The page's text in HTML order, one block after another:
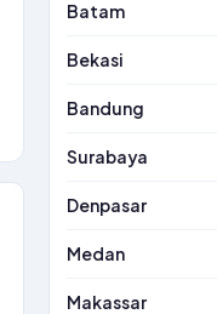
Batam
Bekasi
Bandung
Surabaya
Denpasar
Medan
Makassar